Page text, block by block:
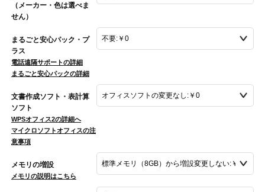
（メーカー・色は選べま
せん）
まるごと安心パック・プ
ラス
電話遠隔サポートの詳細
まるごと安心パックの詳細
文書作成ソフト・表計算
ソフト
WPSオフィス2の詳細へ
マイクロソフトオフィスの注
意事項
メモリの増設
メモリの説明はこちら